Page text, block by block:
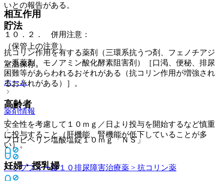
いとの報告がある。
貯法
（保管上の注意）
室温保存。
ホーム
薬剤情報
プロピベリン塩酸塩錠１０ｍｇ「ＮＳ」
バップフォー錠１０排尿障害治療薬 > 抗コリン薬
相互作用
１０．２． 併用注意：
抗コリン作用を有する薬剤（三環系抗うつ剤、フェノチアジ
ン系薬剤、モノアミン酸化酵素阻害剤）［口渇、便秘、排尿
困難等があらわれるおそれがある（抗コリン作用が増強され
るおそれがある）］。
高齢者
安全性を考慮して１０ｍｇ／日より投与を開始するなど慎重
に投与すること（肝機能、腎機能が低下していることが多
い）。
妊婦・授乳婦